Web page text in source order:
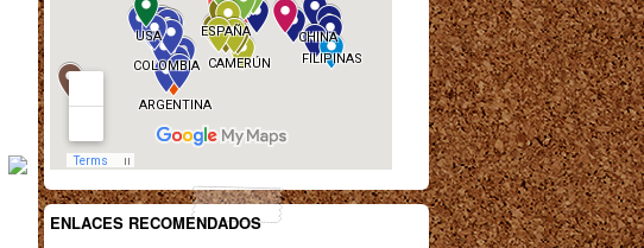
ENLACES RECOMENDADOS